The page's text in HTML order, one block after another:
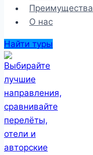
Преимущества
О нас
Найти туры